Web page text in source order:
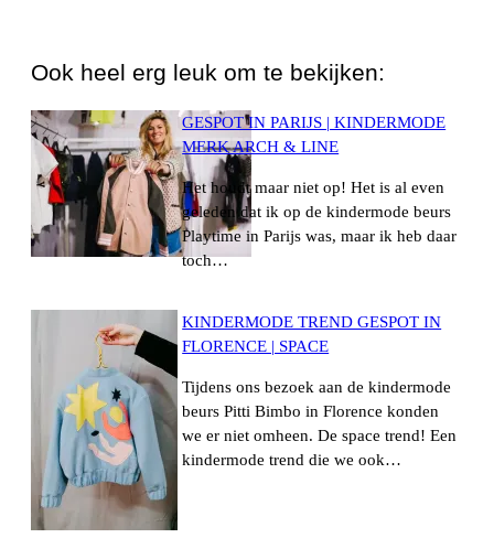
Ook heel erg leuk om te bekijken:
GESPOT IN PARIJS | KINDERMODE
MERK ARCH & LINE
Het houdt maar niet op! Het is al even
geleden dat ik op de kindermode beurs
Playtime in Parijs was, maar ik heb daar
toch…
KINDERMODE TREND GESPOT IN
FLORENCE | SPACE
Tijdens ons bezoek aan de kindermode
beurs Pitti Bimbo in Florence konden
we er niet omheen. De space trend! Een
kindermode trend die we ook…